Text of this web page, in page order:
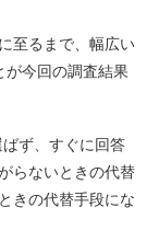
至るまで、幅広い
が今回の調査結果
ず、すぐに回答
らないときの代替
きの代替手段にな